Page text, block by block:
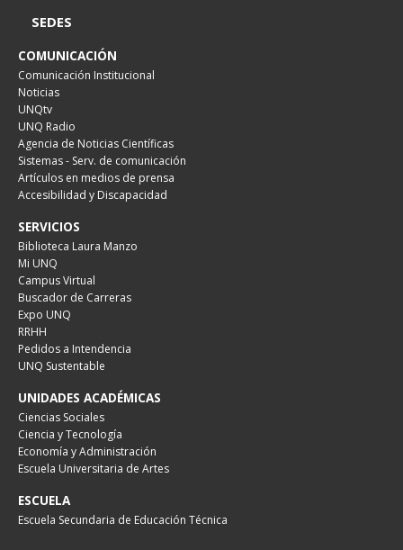
SEDES
COMUNICACIÓN
Comunicación Institucional
Noticias
UNQtv
UNQ Radio
Agencia de Noticias Científicas
Sistemas - Serv. de comunicación
Artículos en medios de prensa
Accesibilidad y Discapacidad
SERVICIOS
Biblioteca Laura Manzo
Mi UNQ
Campus Virtual
Buscador de Carreras
Expo UNQ
RRHH
Pedidos a Intendencia
UNQ Sustentable
UNIDADES ACADÉMICAS
Ciencias Sociales
Ciencia y Tecnología
Economía y Administración
Escuela Universitaria de Artes
ESCUELA
Escuela Secundaria de Educación Técnica